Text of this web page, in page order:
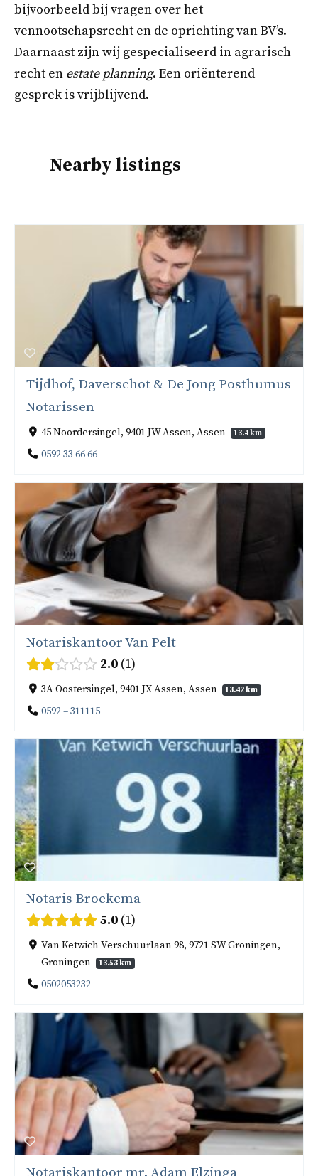
bijvoorbeeld bij vragen over het
vennootschapsrecht en de oprichting van BV’s.
Daarnaast zijn wij gespecialiseerd in agrarisch
recht en estate planning. Een oriënterend
gesprek is vrijblijvend.
Nearby listings
Tijdhof, Daverschot & De Jong Posthumus
Notarissen
45 Noordersingel, 9401 JW Assen, Assen 13.4 km
0592 33 66 66
Notariskantoor Van Pelt
2.0 1
3A Oostersingel, 9401 JX Assen, Assen 13.42 km
0592 – 311115
Notaris Broekema
5.0 1
Van Ketwich Verschuurlaan 98, 9721 SW Groningen,
Groningen
13.53 km
0502053232
Notariskantoor mr. Adam Elzinga